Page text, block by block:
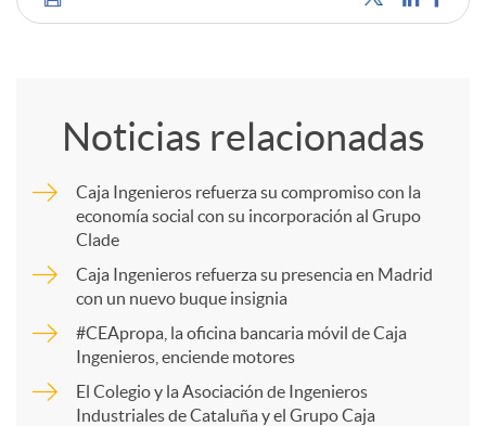
C
r
Noticias relacionadas
Caja Ingenieros refuerza su compromiso con la
economía social con su incorporación al Grupo
Clade
Caja Ingenieros refuerza su presencia en Madrid
con un nuevo buque insignia
#CEApropa, la oficina bancaria móvil de Caja
Ingenieros, enciende motores
El Colegio y la Asociación de Ingenieros
Industriales de Cataluña y el Grupo Caja